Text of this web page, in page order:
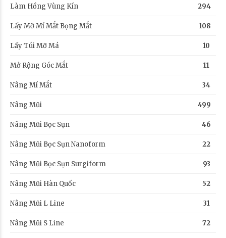
Làm Hồng Vùng Kín 294
Lấy Mỡ Mí Mắt Bọng Mắt 108
Lấy Túi Mỡ Má 10
Mở Rộng Góc Mắt 11
Nâng Mí Mắt 34
Nâng Mũi 499
Nâng Mũi Bọc Sụn 46
Nâng Mũi Bọc Sụn Nanoform 22
Nâng Mũi Bọc Sụn Surgiform 93
Nâng Mũi Hàn Quốc 52
Nâng Mũi L Line 31
Nâng Mũi S Line 72